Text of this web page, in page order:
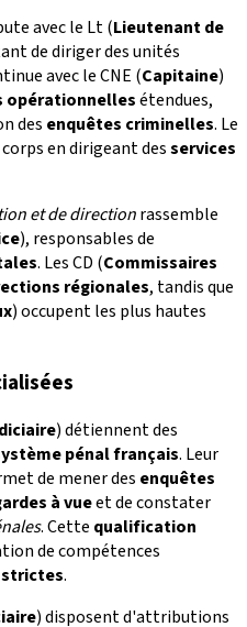
avec le Lt (Lieutenant de
de diriger des unités
avec le CNE (Capitaine)
opérationnellesétendues,
des enquêtes criminelles. Le
en dirigeant desservices
et de directionrassemble
), responsables de
. Les CD (Commissaires
régionales, tandis que
) occupent les plus hautes
) détiennent des
pénal français. Leur
de mener des enquêtes
à vueet de constater
. Cette qualification
de compétences
.
) disposent d'attributions